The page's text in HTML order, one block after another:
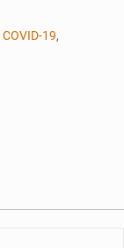
COVID-19,